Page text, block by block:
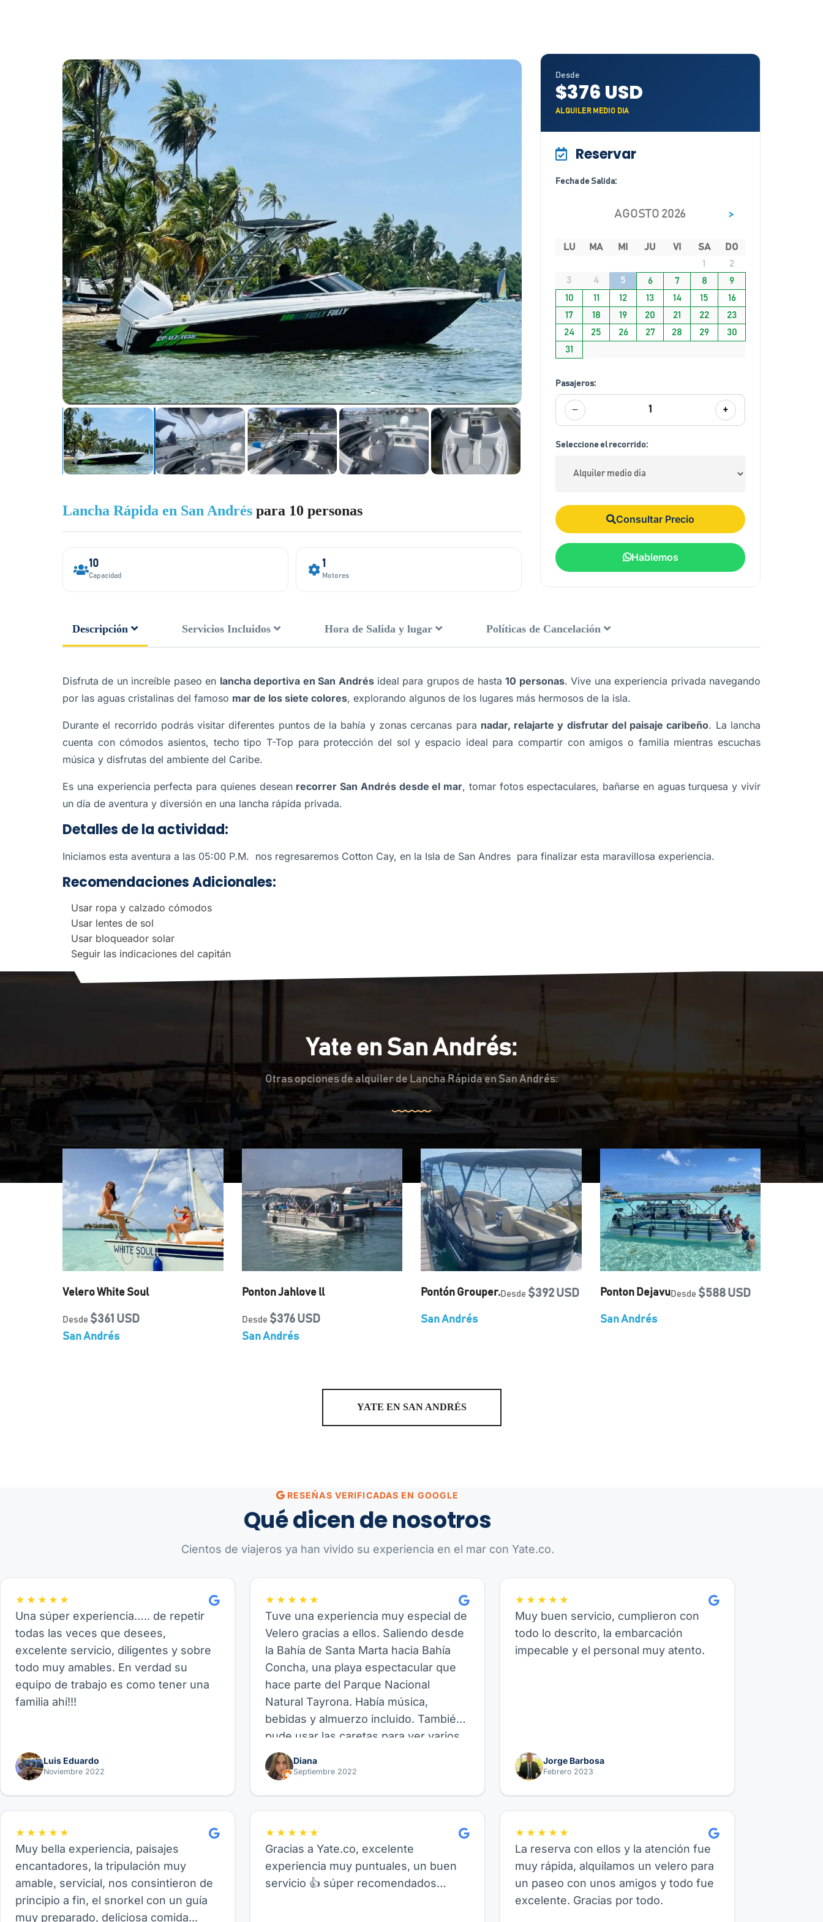
Lancha Rápida en San Andrés para 10 personas
10
Capacidad
1
Motores
Desde
$376 USD
ALQUILER MEDIO DIA
Reservar
Fecha de Salida:
AGOSTO 2026 >
LU MA MI JU VI SA
DO
1
2
3
4 5 6 7 8
9
10
11 12 13 14 15
16
17
18 19 20 21 22
23
24
25 26 27 28 29
30
31
Pasajeros:
− 1 +
Seleccione el recorrido:
Consultar Precio
Hablemos
Descripción Servicios Incluidos Hora de Salida y lugar Políticas de Cancelación
Disfruta de un increíble paseo en lancha deportiva en San Andrésideal para grupos de hasta10 personas. Vive una experiencia privada navegando
por las aguas cristalinas del famoso mar de los siete colores, explorando algunos de los lugares más hermosos de la isla.
Durante el recorrido podrás visitar diferentes puntos de la bahía y zonas cercanas para nadar, relajarte y disfrutar del paisaje caribeño. La lancha
cuenta con cómodos asientos, techo tipo T-Top para protección del sol y espacio ideal para compartir con amigos o familia mientras escuchas
música y disfrutas del ambiente del Caribe.
Es una experiencia perfecta para quienes desean recorrer San Andrés desde el mar, tomar fotos espectaculares, bañarse en aguas turquesa y vivir
un día de aventura y diversión en una lancha rápida privada.
Detalles de la actividad:
Iniciamos esta aventura a las 05:00 P.M. nos regresaremos Cotton Cay, en la Isla de San Andres para finalizar esta maravillosa experiencia.
Recomendaciones Adicionales:
Usar ropa y calzado cómodos
Usar lentes de sol
Usar bloqueador solar
Seguir las indicaciones del capitán
Yate en San Andrés:
Otras opciones de alquiler de Lancha Rápida en San Andrés:
Velero White Soul
Desde $361 USD
San Andrés
Ponton Jahlove ll
Desde $376 USD
San Andrés
Pontón Grouper.Desde $392 USD
San Andrés
Ponton DejavuDesde $588 USD
San Andrés
YATE EN SAN ANDRÉS
RESEÑAS VERIFICADAS EN GOOGLE
Qué dicen de nosotros
Cientos de viajeros ya han vivido su experiencia en el mar con Yate.co.
★★★★★
Una súper experiencia….. de repetir
todas las veces que desees,
excelente servicio, diligentes y sobre
todo muy amables. En verdad su
equipo de trabajo es como tener una
familia ahí!!!
Luis Eduardo
Noviembre 2022
★★★★★
Tuve una experiencia muy especial de
Velero gracias a ellos. Saliendo desde
la Bahía de Santa Marta hacia Bahía
Concha, una playa espectacular que
hace parte del Parque Nacional
Natural Tayrona. Había música,
bebidas y almuerzo incluido. También
pude usar las caretas para ver varios
peces allí, así como hacer paddle
board, fue genial. Recomiendo este
Diana
Septiembre 2022
★★★★★
Muy buen servicio, cumplieron con
todo lo descrito, la embarcación
impecable y el personal muy atento.
Jorge Barbosa
Febrero 2023
★★★★★
Muy bella experiencia, paisajes
encantadores, la tripulación muy
amable, servicial, nos consintieron de
principio a fin, el snorkel con un guía
muy preparado, deliciosa comida...
★★★★★
Gracias a Yate.co, excelente
experiencia muy puntuales, un buen
servicio 👍 súper recomendados…
★★★★★
La reserva con ellos y la atención fue
muy rápida, alquilamos un velero para
un paseo con unos amigos y todo fue
excelente. Gracias por todo.